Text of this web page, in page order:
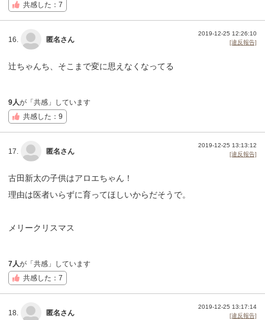
共感した：7
16. 匿名さん
2019-12-25 12:26:10
[違反報告]
辻ちゃんち、そこまで変に思えなくなってる
9人が「共感」しています
共感した：9
17. 匿名さん
2019-12-25 13:13:12
[違反報告]
古田新太の子供はアロエちゃん！
理由は医者いらずに育ってほしいからだそうで。
メリークリスマス
7人が「共感」しています
共感した：7
18. 匿名さん
2019-12-25 13:17:14
[違反報告]